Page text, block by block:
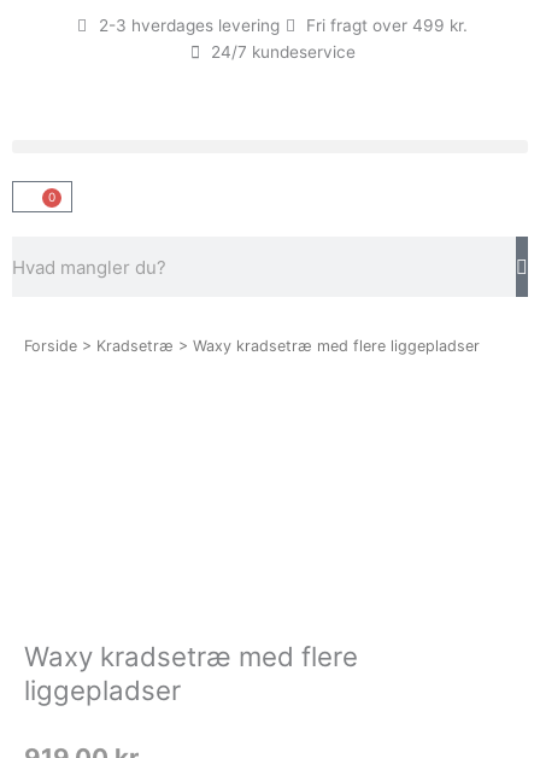
2-3 hverdages levering
Fri fragt over 499 kr.
24/7 kundeservice
0
Kurv
Forside > Kradsetræ > Waxy kradsetræ med flere liggepladser
Waxy kradsetræ med flere
liggepladser